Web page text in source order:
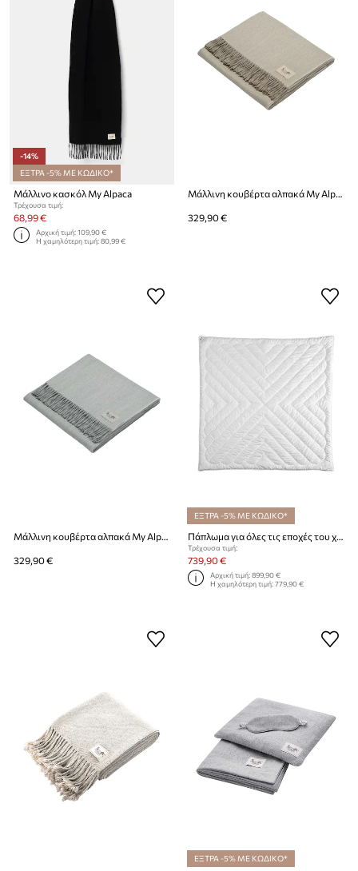
-14%
ΕΞΤΡΑ -5% ΜΕ ΚΩΔΙΚΟ*
Μάλλινο κασκόλ My Alpaca
Τρέχουσα τιμή:
68,99 €
Αρχική τιμή:109,90 €
Η χαμηλότερη τιμή:80,99 €
Μάλλινη κουβέρτα αλπακά My Alpaca 150 x 220 cm
329,90 €
Μάλλινη κουβέρτα αλπακά My Alpaca 150 x 220 cm
329,90 €
ΕΞΤΡΑ -5% ΜΕ ΚΩΔΙΚΟ*
Πάπλωμα για όλες τις εποχές του χρόνου με γέμιση από μαλλί αλπακά My Alpaca 220 x 200 cm
Τρέχουσα τιμή:
739,90 €
Αρχική τιμή:899,90 €
Η χαμηλότερη τιμή:779,90 €
ΕΞΤΡΑ -5% ΜΕ ΚΩΔΙΚΟ*